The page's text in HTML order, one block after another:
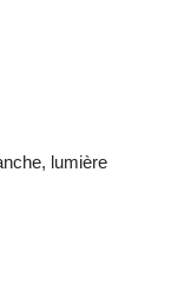
lumière